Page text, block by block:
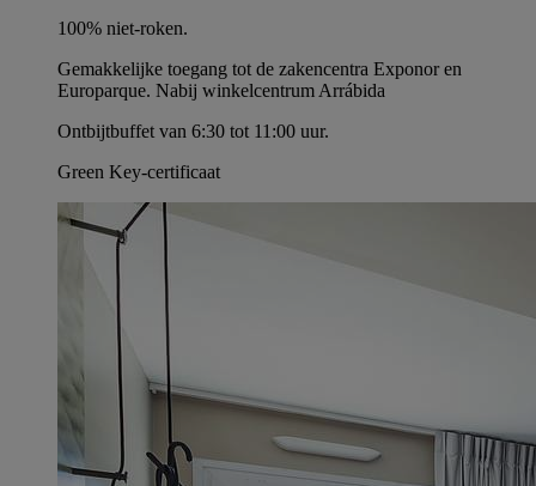
100% niet-roken.
Gemakkelijke toegang tot de zakencentra Exponor en
Europarque. Nabij winkelcentrum Arrábida
Ontbijtbuffet van 6:30 tot 11:00 uur.
Green Key-certificaat